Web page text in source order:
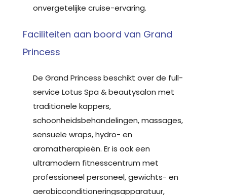
onvergetelijke cruise-ervaring.
Faciliteiten aan boord van Grand
Princess
De Grand Princess beschikt over de full-
service Lotus Spa & beautysalon met
traditionele kappers,
schoonheidsbehandelingen, massages,
sensuele wraps, hydro- en
aromatherapieën. Er is ook een
ultramodern fitnesscentrum met
professioneel personeel, gewichts- en
aerobicconditioneringsapparatuur,